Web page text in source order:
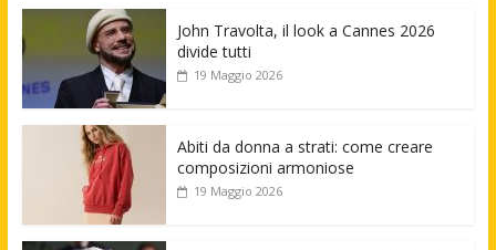
John Travolta, il look a Cannes 2026
divide tutti
19 Maggio 2026
Abiti da donna a strati: come creare
composizioni armoniose
19 Maggio 2026